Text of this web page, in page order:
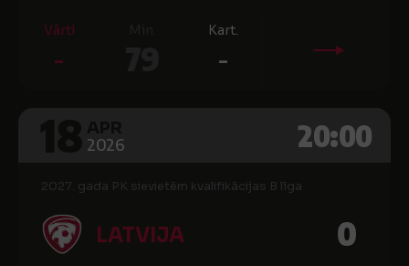
Vārti
-
Kart.
-
2026 20:00
2027. gada PK sievietēm kvalifikācijas B līga
LATVIJA 0